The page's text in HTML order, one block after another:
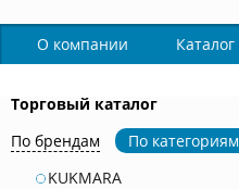
О компании Каталог
Торговый каталог
По брендам
По категориям
KUKMARA